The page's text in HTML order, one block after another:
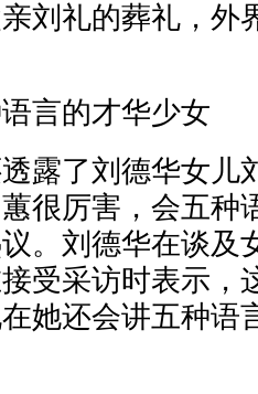
刘礼的葬礼，外
言的才华少女‌
露了刘德华女儿
很厉害，会五种
。刘德华在谈及
受采访时表示，
她还会讲五种语